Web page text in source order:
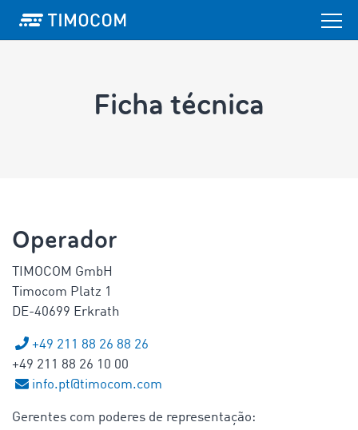
Ficha técnica
Operador
TIMOCOM GmbH
Timocom Platz 1
DE-40699 Erkrath
+49 211 88 26 88 26
+49 211 88 26 10 00
info.pt@timocom.com
Gerentes com poderes de representação: